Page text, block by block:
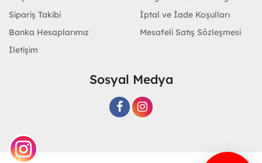
Sipariş Takibi
Banka Hesaplarımız
İletişim
İptal ve İade Koşulları
Mesafeli Satış Sözleşmesi
Sosyal Medya